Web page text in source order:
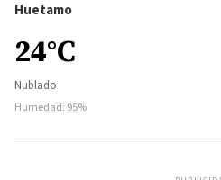
Huetamo
24°C
Nublado
Humedad: 95%